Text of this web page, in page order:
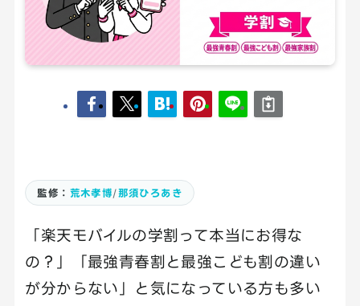
監修： 荒木孝博/那須ひろあき
「楽天モバイルの学割って本当にお得な
の？」「最強青春割と最強こども割の違い
が分からない」と気になっている方も多い